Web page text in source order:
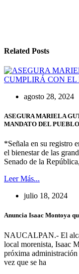
Related Posts
agosto 28, 2024
ASEGURA MARIELA
MANDATO DEL PUEBLO
*Señala en su registro
el bienestar de las
Senado de la
Leer Más...
julio 18, 2024
Anuncia Isaac Montoya
NAUCALPAN.- El
local morenista, Isaac
próxima administración
vez que se ha